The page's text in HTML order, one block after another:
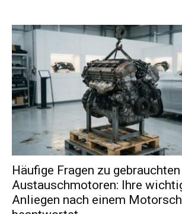
Häufige Fragen zu gebrauchten
Austauschmotoren: Ihre
Anliegen nach einem